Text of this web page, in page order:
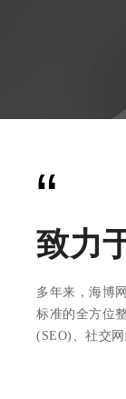
“
致力
多年来，海博
标准的全方位
(SEO)、社交